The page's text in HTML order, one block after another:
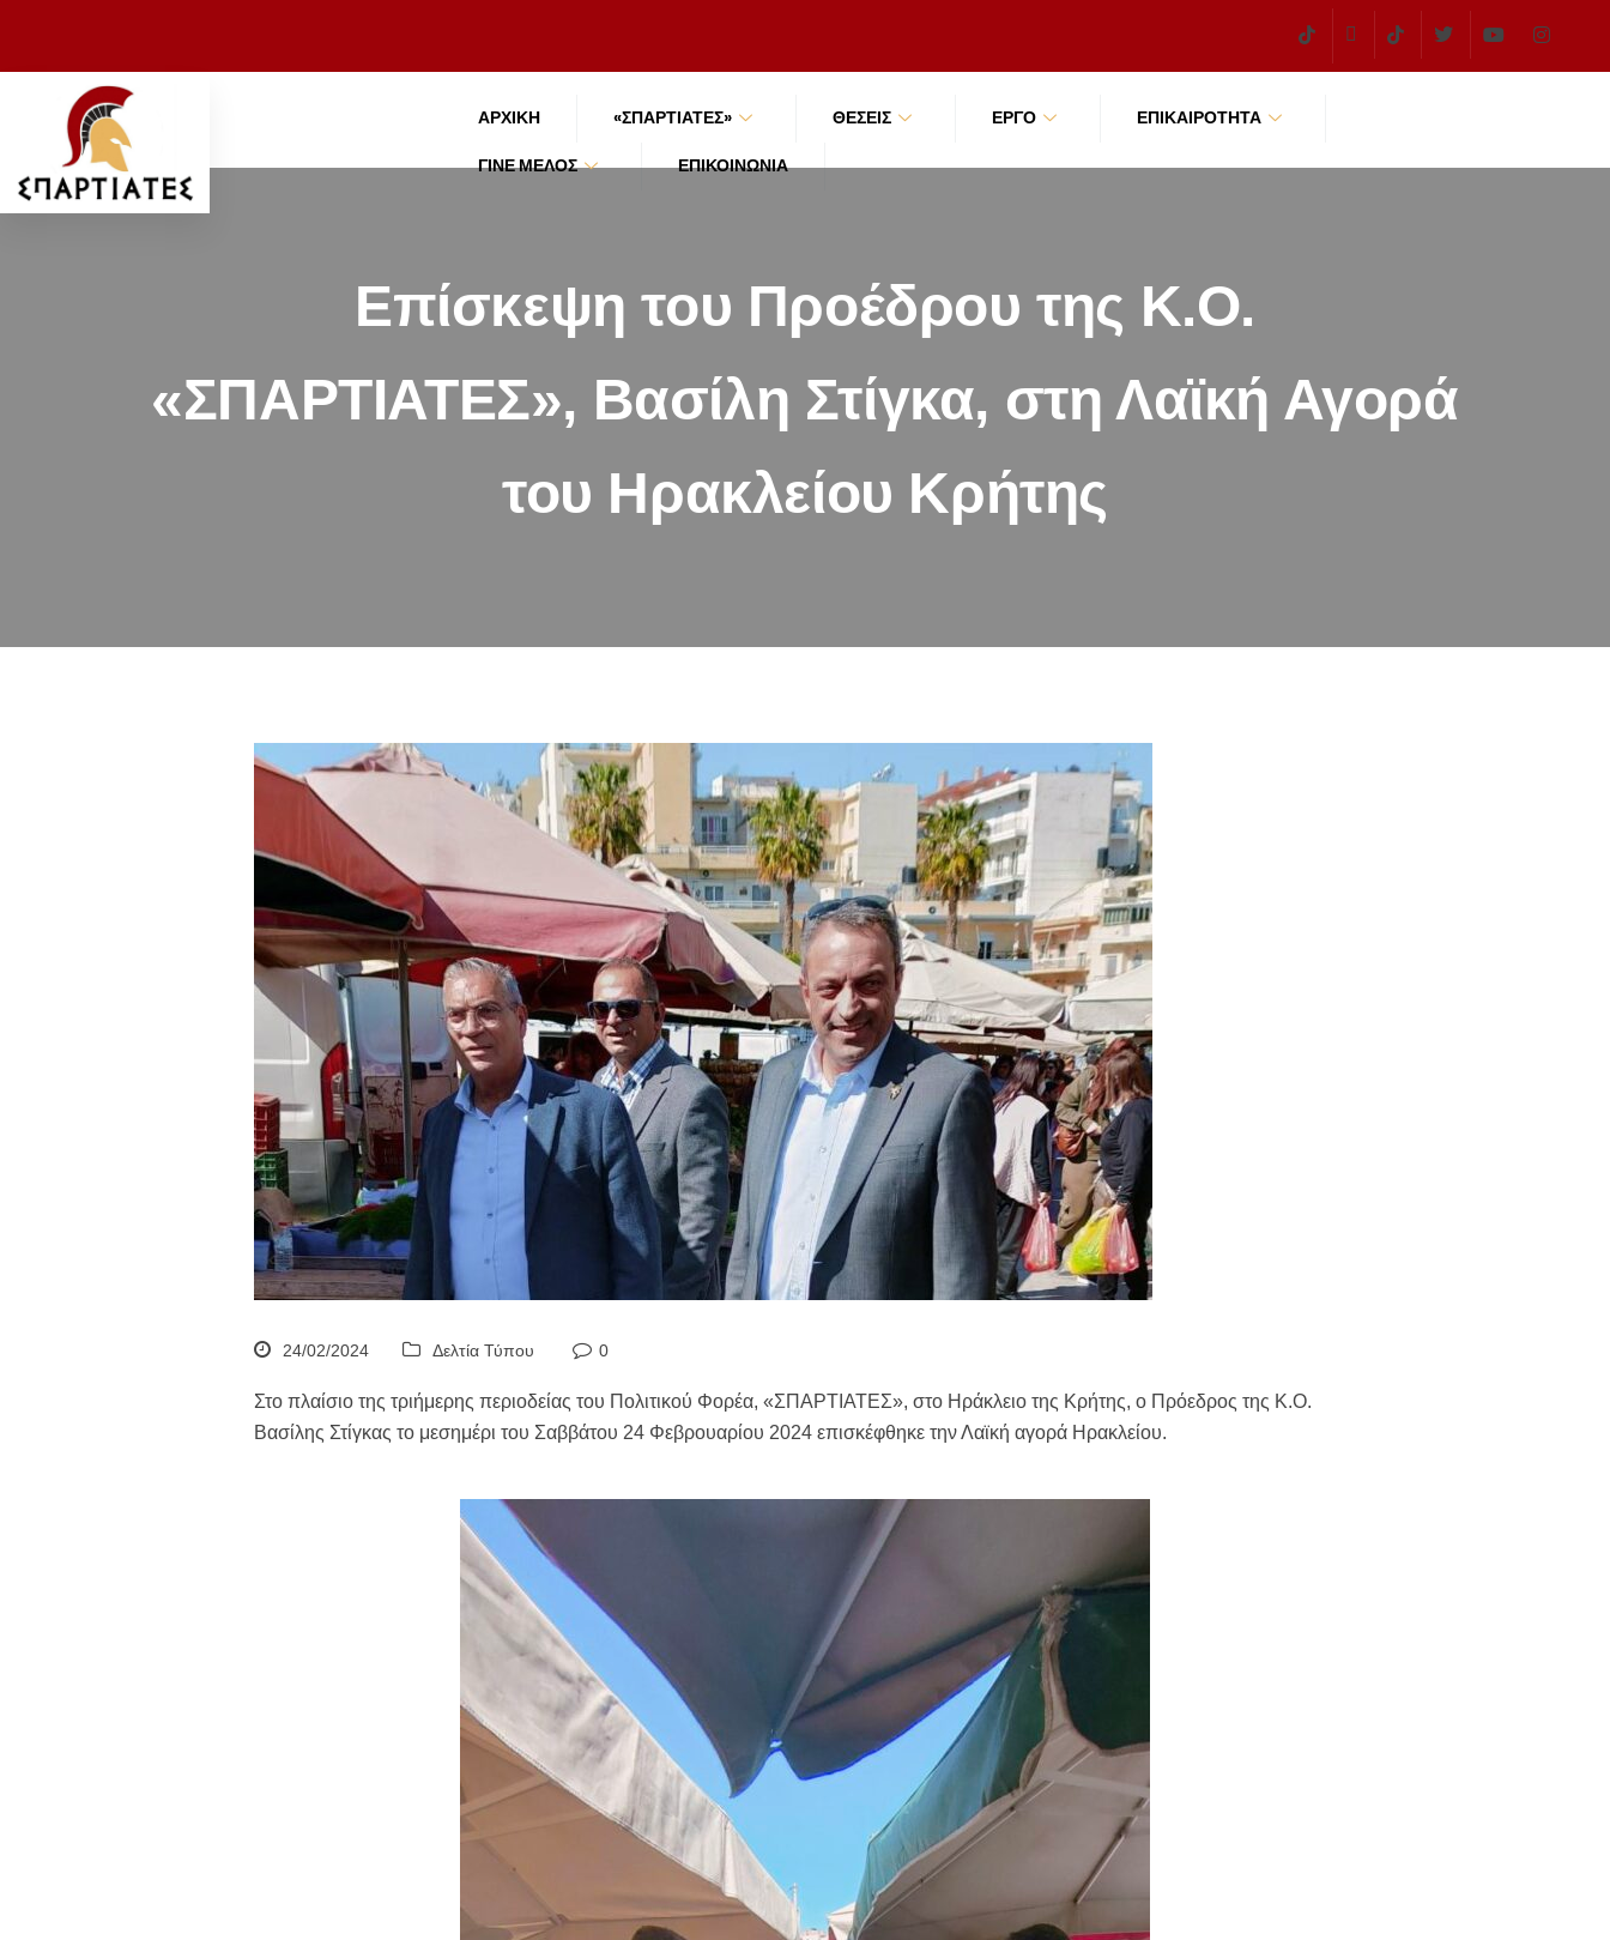
ΑΡΧΙΚΉ «ΣΠΑΡΤΙΑΤΕΣ» ΘΕΣΕΙΣ ΕΡΓΟ
ΕΠΙΚΑΙΡΌΤΗΤΑ
ΓΊΝΕ ΜΈΛΟΣ
ΕΠΙΚΟΙΝΩΝΊΑ
Επίσκεψη του Προέδρου της Κ.Ο.
«ΣΠΑΡΤΙΑΤΕΣ», Βασίλη Στίγκα, στη Λαϊκή Αγορά
του Ηρακλείου Κρήτης
24/02/2024 Δελτία Τύπου 0
Στο πλαίσιο της τριήμερης περιοδείας του Πολιτικού Φορέα, «ΣΠΑΡΤΙΑΤΕΣ», στο Ηράκλειο της Κρήτης, ο Πρόεδρος της Κ.Ο.
Βασίλης Στίγκας το μεσημέρι του Σαββάτου 24 Φεβρουαρίου 2024 επισκέφθηκε την Λαϊκή αγορά Ηρακλείου.